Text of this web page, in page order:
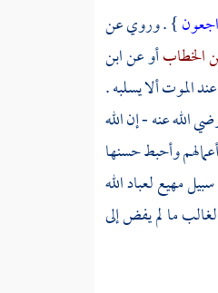
} . وروي عن
الخطابأو عنابن
الموت ألا يسلبه .
الله عنه - إن الله
وأحبط حسنها
مهيع لعباد الله
ما لم يفض إلى